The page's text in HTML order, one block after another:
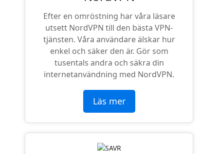
Efter en omröstning har våra läsare
utsett NordVPN till den bästa VPN-
tjänsten. Våra användare älskar hur
enkel och säker den är. Gör som
tusentals andra och säkra din
internetanvändning med NordVPN.
Läs mer